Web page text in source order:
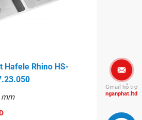
Hafele Rhino HS-
mm
Gmail hỗ trợ
nganphat.ltd